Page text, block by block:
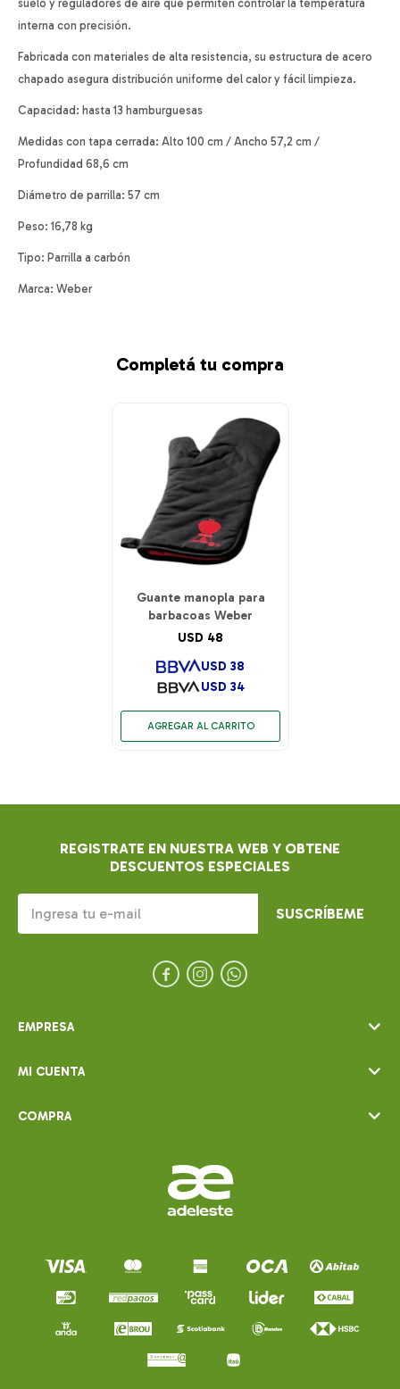
suelo y reguladores de aire que permiten controlar la temperatura
interna con precisión.
Fabricada con materiales de alta resistencia, su estructura de acero
chapado asegura distribución uniforme del calor y fácil limpieza.
Capacidad: hasta 13 hamburguesas
Medidas con tapa cerrada: Alto 100 cm / Ancho 57,2 cm /
Profundidad 68,6 cm
Diámetro de parrilla: 57 cm
Peso: 16,78 kg
Tipo: Parrilla a carbón
Marca: Weber
Completá tu compra
Guante manopla para
barbacoas Weber
USD 48
USD 34
USD 38
EMPRESA
MI CUENTA
COMPRA
REGISTRATE EN NUESTRA WEB Y OBTENE
DESCUENTOS ESPECIALES
SUSCRÍBEME
  